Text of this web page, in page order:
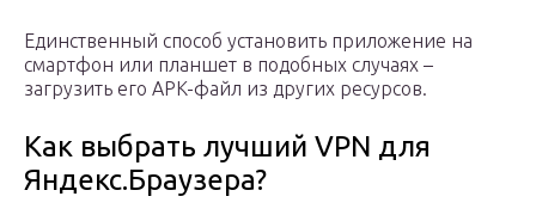
Единственный способ установить приложение на
смартфон или планшет в подобных случаях –
загрузить его APK-файл из других ресурсов.
Как выбрать лучший VPN для
Яндекс.Браузера?